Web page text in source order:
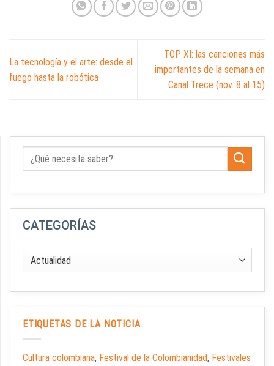
La tecnología y el arte: desde el
fuego hasta la robótica
TOP XI: las canciones más
importantes de la semana en
Canal Trece (nov. 8 al 15)
CATEGORÍAS
ETIQUETAS DE LA NOTICIA
Cultura colombiana, Festival de la Colombianidad, Festivales